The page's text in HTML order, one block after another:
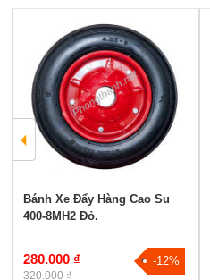
Bánh Xe Đẩy Hàng Cao Su
400-8MH2 Đỏ.
280.000 ₫
320.000 ₫
-12%